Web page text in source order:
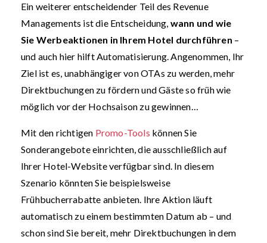
Ein weiterer entscheidender Teil des Revenue
Managements ist die Entscheidung, wann und wie
Sie Werbeaktionen in Ihrem Hotel durchführen –
und auch hier hilft Automatisierung. Angenommen, Ihr
Ziel ist es, unabhängiger von OTAs zu werden, mehr
Direktbuchungen zu fördern und Gäste so früh wie
möglich vor der Hochsaison zu gewinnen…
Mit den richtigen Promo-Tools können Sie
Sonderangebote einrichten, die ausschließlich auf
Ihrer Hotel-Website verfügbar sind. In diesem
Szenario könnten Sie beispielsweise
Frühbucherrabatte anbieten. Ihre Aktion läuft
automatisch zu einem bestimmten Datum ab – und
schon sind Sie bereit, mehr Direktbuchungen in dem